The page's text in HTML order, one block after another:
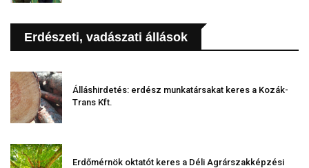
Erdészeti, vadászati állások
Álláshirdetés: erdész munkatársakat keres a Kozák-
Trans Kft.
Erdőmérnök oktatót keres a Déli Agrárszakképzési